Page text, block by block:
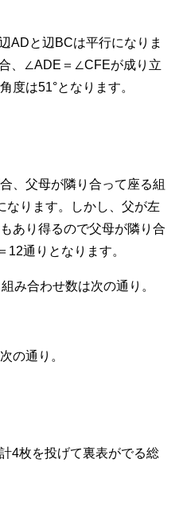
ADと辺BCは平行になりま
、∠ADE＝∠CFEが成り立
度は51°となります。
、父母が隣り合って座る組
なります。しかし、父が左
あり得るので父母が隣り合
12通りとなります。
み合わせ数は次の通り。
の通り。
4枚を投げて裏表がでる総